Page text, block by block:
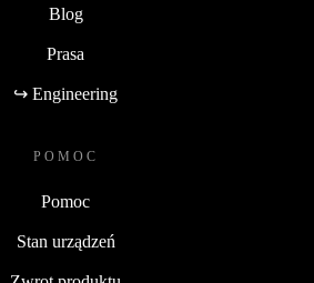
Blog
Prasa
↪ Engineering
POMOC
Pomoc
Stan urządzeń